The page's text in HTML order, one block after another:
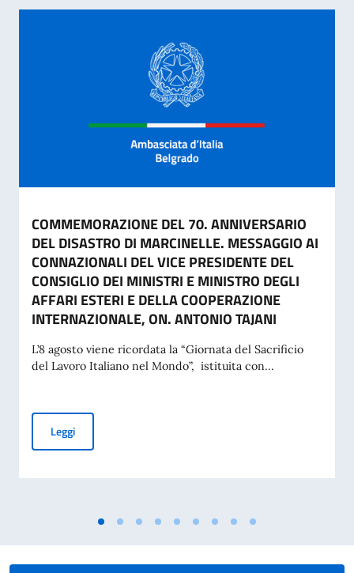
COMMEMORAZIONE DEL 70. ANNIVERSARIO
DEL DISASTRO DI MARCINELLE. MESSAGGIO AI
CONNAZIONALI DEL VICE PRESIDENTE DEL
CONSIGLIO DEI MINISTRI E MINISTRO DEGLI
AFFARI ESTERI E DELLA COOPERAZIONE
INTERNAZIONALE, ON. ANTONIO TAJANI
L’8 agosto viene ricordata la “Giornata del Sacrificio
del Lavoro Italiano nel Mondo”, istituita con...
LeggiCOMMEMORAZIONE DEL 70. ANNIVERSARIO DEL